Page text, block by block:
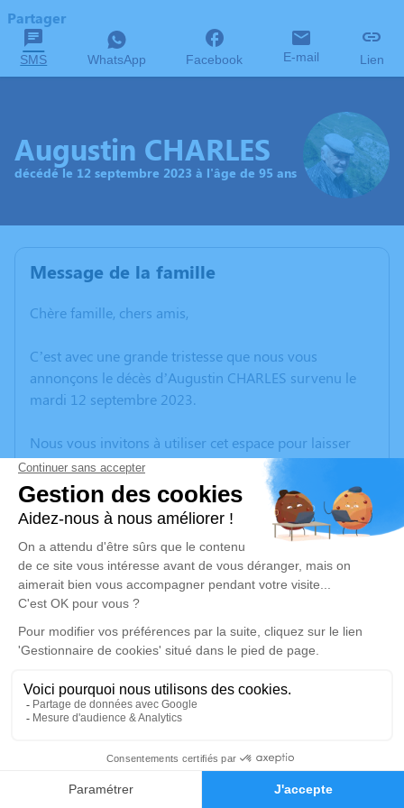
Faire-part Hommages
Partager
SMS WhatsApp Facebook E-mail Lien
Augustin CHARLES
décédé le 12 septembre 2023 à l'âge de 95 ans
Message de la famille
Chère famille, chers amis,
C’est avec une grande tristesse que nous vous
annonçons le décès d’Augustin CHARLES survenu le
mardi 12 septembre 2023.
Nous vous invitons à utiliser cet espace pour laisser
vos condoléances, partager des photos souvenirs, une
anecdote ou exprimer vos pensées à travers des
poèmes ou des textes. Cet endroit est un lieu
d'expression dédié à honorer la mémoire d’Augustin
CHARLES.
Un service de plantation d’arbre hommage est
disponible ici.
Je rends hommage
Cérémonie religieuse
Église de Le Salette-Fallavaux
38970 Le Salette-Fallavaux